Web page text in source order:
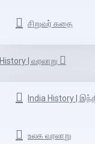
சிறுவர் கதை
History | வரலாறு
India History |
உலக வரலாறு